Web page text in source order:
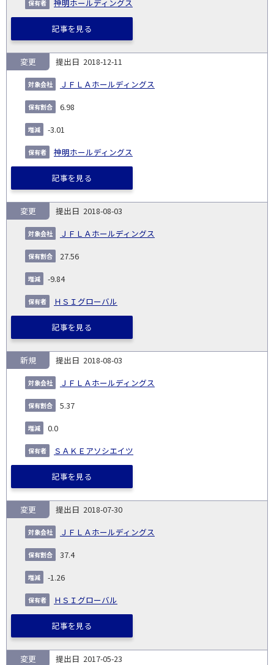
神明ホールディングス
記事を見る
2018-12-11
ＪＦＬＡホールディングス
変更
6.98
-3.01
神明ホールディングス
記事を見る
2018-08-03
ＪＦＬＡホールディングス
変更
27.56
-9.84
ＨＳＩグローバル
記事を見る
2018-08-03
ＪＦＬＡホールディングス
新規
5.37
0.0
ＳＡＫＥアソシエイツ
記事を見る
2018-07-30
ＪＦＬＡホールディングス
変更
37.4
-1.26
ＨＳＩグローバル
記事を見る
2017-05-23
変更